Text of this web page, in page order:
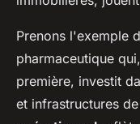
Prenons l'exemple
pharmaceutique
première, investit
et infrastructures